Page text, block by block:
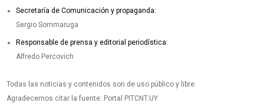
Secretaría de Comunicación y propaganda:
Sergio Sommaruga
Responsable de prensa y editorial periodística:
Alfredo Percovich
Todas las noticias y contenidos son de uso público y libre.
Agradecemos citar la fuente: Portal PITCNT.UY